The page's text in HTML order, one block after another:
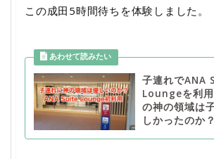
この成田5時間待ちを体験しました。
子連れでANA
Loungeを利
の神の領域は
しかったのか？